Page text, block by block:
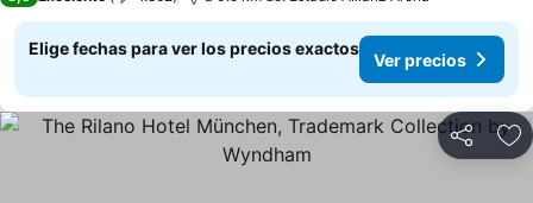
Elige fechas para ver los precios exactos
Ver precios
Compartir